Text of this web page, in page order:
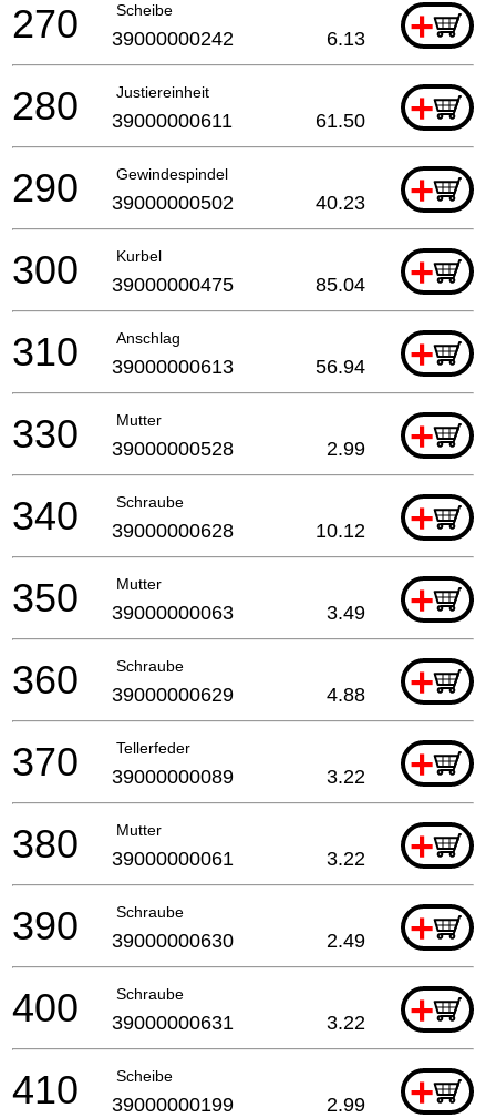
Scheibe +
270 39000000242 6.13
Justiereinheit +
280 39000000611 61.50
Gewindespindel +
290 39000000502 40.23
Kurbel +
300 39000000475 85.04
Anschlag +
310 39000000613 56.94
Mutter +
330 39000000528 2.99
Schraube +
340 39000000628 10.12
Mutter +
350 39000000063 3.49
Schraube +
360 39000000629 4.88
Tellerfeder +
370 39000000089 3.22
Mutter +
380 39000000061 3.22
Schraube +
390 39000000630 2.49
Schraube +
400 39000000631 3.22
Scheibe +
410 39000000199 2.99